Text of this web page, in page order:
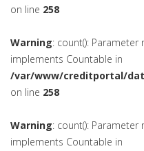
on line 258
Warning: count():
implements Countable in
/var/www/creditportal/
on line 258
Warning: count():
implements Countable in